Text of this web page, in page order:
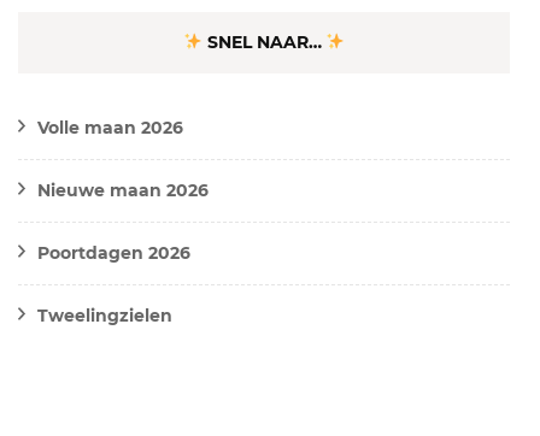
SNEL NAAR…
Volle maan 2026
Nieuwe maan 2026
Poortdagen 2026
Tweelingzielen